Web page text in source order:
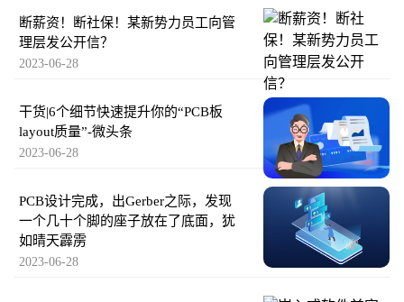
断薪资！断社保！某新势力员工向管
理层发公开信？
2023-06-28
干货|6个细节快速提升你的“PCB板
layout质量”-微头条
2023-06-28
PCB设计完成，出Gerber之际，发现
一个几十个脚的座子放在了底面，犹
如晴天霹雳
2023-06-28